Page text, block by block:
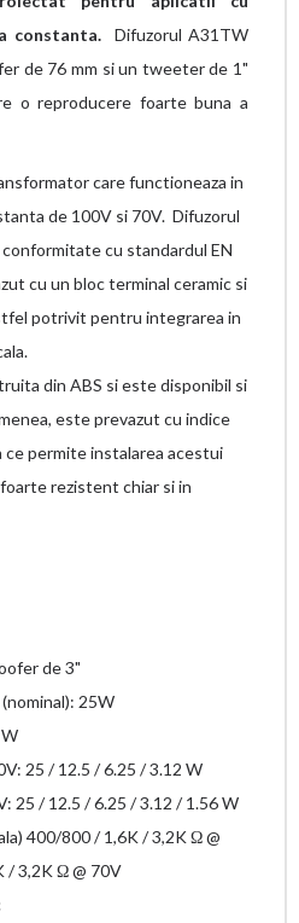
constanta. Difuzorul A31TW
de 76 mm si un tweeter de 1"
o reproducere foarte buna a
care functioneaza in
de 100V si 70V. Difuzorul
cu standardul EN
cu un bloc terminal ceramic si
potrivit pentru integrarea in
din ABS si este disponibil si
este prevazut cu indice
permite instalarea acestui
rezistent chiar si in
de 3"
25W
25 / 12.5 / 6.25 / 3.12 W
25 / 12.5 / 6.25 / 3.12 / 1.56 W
400/800 / 1,6K / 3,2K Ω @
/ 3,2K Ω @ 70V